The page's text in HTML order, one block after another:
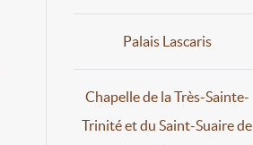
Palais Lascaris
Chapelle de la Très-Sainte-
Trinité et du Saint-Suaire de